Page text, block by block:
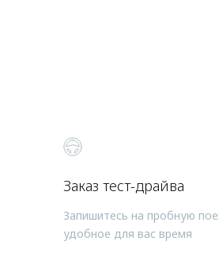
Заказ тест-драйва
Запишитесь на пробную
удобное для вас время